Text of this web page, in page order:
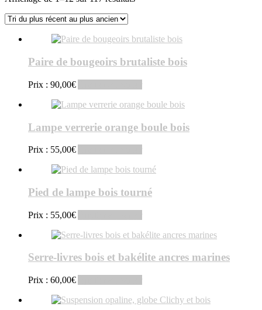
au
ancien
Paire de bougeoirs brutaliste bois
Prix : 90,00€
Lampe verrerie orange boule bois
Prix : 55,00€
Pied de lampe bois tourné
Prix : 55,00€
Serre-livres bois et bakélite ancres marines
Prix : 60,00€